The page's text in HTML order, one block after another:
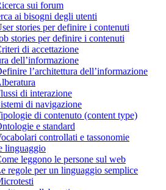
sui forum
ai bisogni degli utenti
stories per definire i contenuti
stories per definire i contenuti
di accettazione
dell’informazione
l’architettura dell’informazione
di interazione
di navigazione
di contenuto (content type)
e standard
controllati e tassonomie
linguaggio
leggono le persone sul web
regole per un linguaggio semplice